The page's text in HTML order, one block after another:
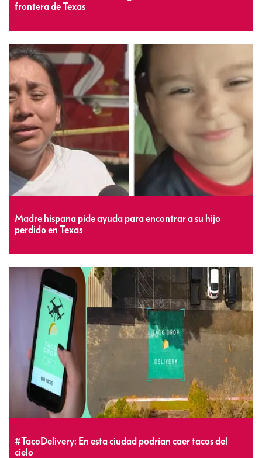
frontera de Texas
Madre hispana pide ayuda para encontrar a su hijo
perdido en Texas
#TacoDelivery: En esta ciudad podrían caer tacos del
cielo